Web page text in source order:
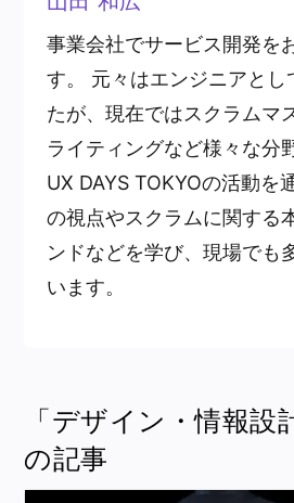
事業会社でサービス開発を
す。 元々はエンジニアとし
たが、現在ではスクラムマ
ライティングなど様々な分
UX DAYS TOKYOの活動を
の視点やスクラムに関する
ンドなどを学び、現場でも
います。
「デザイン・情報設
の記事